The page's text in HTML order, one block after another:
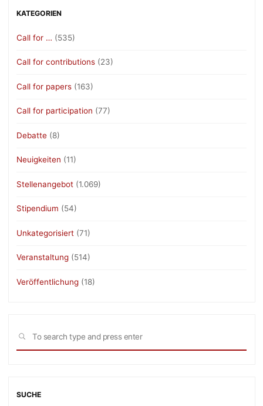
KATEGORIEN
Call for … (535)
Call for contributions (23)
Call for papers (163)
Call for participation (77)
Debatte (8)
Neuigkeiten (11)
Stellenangebot (1.069)
Stipendium (54)
Unkategorisiert (71)
Veranstaltung (514)
Veröffentlichung (18)
SEARCH
SUCHE